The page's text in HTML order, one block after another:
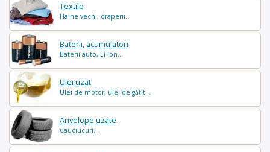
Textile
Haine vechi, draperii...
Baterii, acumulatori
Baterii auto, Li-Ion...
Ulei uzat
Ulei de motor, ulei de gătit...
Anvelope uzate
Cauciucuri...